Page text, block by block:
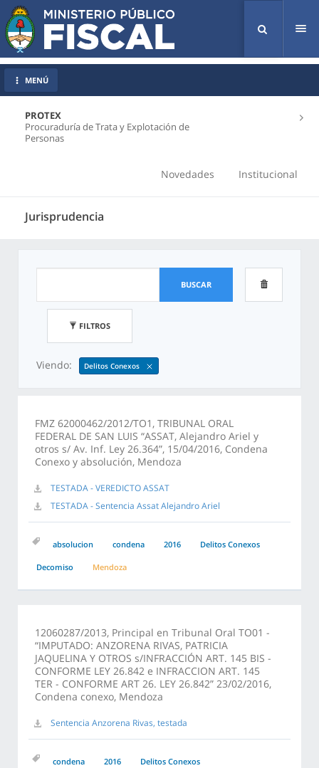
PROTEX
Procuraduría de Trata y Explotación de
Personas
Novedades Institucional
Jurisprudencia
MENÚ
BUSCAR
FILTROS
Viendo: Delitos Conexos
FMZ 62000462/2012/TO1, TRIBUNAL ORAL
FEDERAL DE SAN LUIS “ASSAT, Alejandro Ariel y
otros s/ Av. Inf. Ley 26.364”, 15/04/2016, Condena
Conexo y absolución, Mendoza
TESTADA - VEREDICTO ASSAT
TESTADA - Sentencia Assat Alejandro Ariel
absolucion condena 2016 Delitos Conexos
Decomiso Mendoza
12060287/2013, Principal en Tribunal Oral TO01 -
“IMPUTADO: ANZORENA RIVAS, PATRICIA
JAQUELINA Y OTROS s/INFRACCIÓN ART. 145 BIS -
CONFORME LEY 26.842 e INFRACCION ART. 145
TER - CONFORME ART 26. LEY 26.842” 23/02/2016,
Condena conexo, Mendoza
Sentencia Anzorena Rivas, testada
condena 2016 Delitos Conexos